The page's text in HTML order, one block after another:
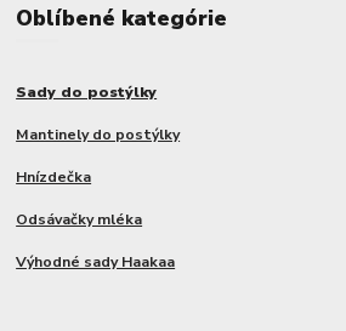
Oblíbené kategórie
Sady do postýlky
Mantinely do postýlky
Hnízdečka
Odsávačky mléka
Výhodné sady Haakaa